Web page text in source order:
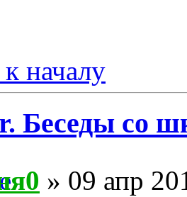
началу
Беседы со
» 09 апр